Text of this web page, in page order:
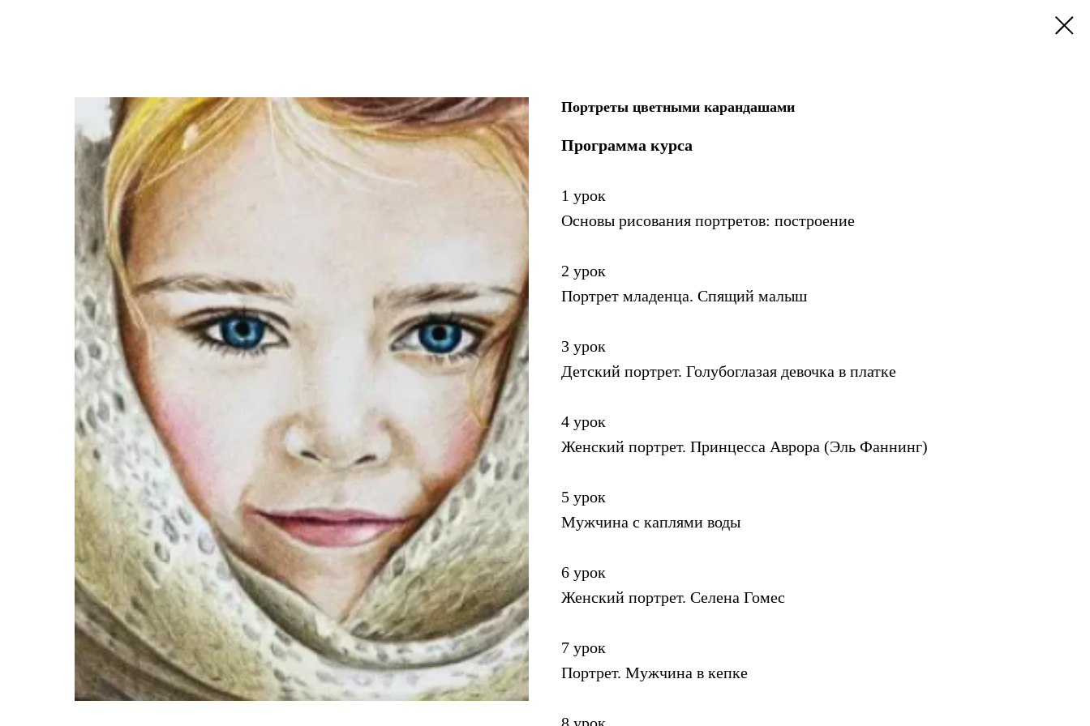
Портреты цветными карандашами
Программа курса
1 урок
Основы рисования портретов: построение
2 урок
Портрет младенца. Спящий малыш
3 урок
Детский портрет. Голубоглазая девочка в платке
4 урок
Женский портрет. Принцесса Аврора (Эль Фаннинг)
5 урок
Мужчина с каплями воды
6 урок
Женский портрет. Селена Гомес
7 урок
Портрет. Мужчина в кепке